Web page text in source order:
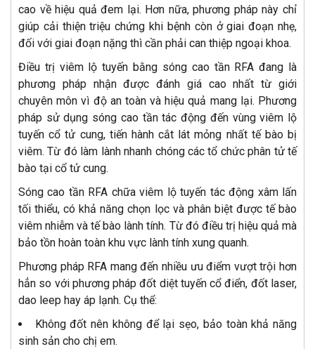
cao về hiệu quả đem lại. Hơn nữa, phương pháp này chỉ
giúp cải thiện triệu chứng khi bệnh còn ở giai đoạn nhẹ,
đối với giai đoạn nặng thì cần phải can thiệp ngoại khoa.
Điều trị viêm lộ tuyến bằng sóng cao tần RFA đang là
phương pháp nhận được đánh giá cao nhất từ giới
chuyên môn vì độ an toàn và hiệu quả mang lại. Phương
pháp sử dụng sóng cao tần tác động đến vùng viêm lộ
tuyến cổ tử cung, tiến hành cắt lát mỏng nhất tế bào bị
viêm. Từ đó làm lành nhanh chóng các tổ chức phân tử tế
bào tại cổ tử cung.
Sóng cao tần RFA chữa viêm lộ tuyến tác động xâm lấn
tối thiểu, có khả năng chọn lọc và phân biệt được tế bào
viêm nhiễm và tế bào lành tính. Từ đó điều trị hiệu quả mà
bảo tồn hoàn toàn khu vực lành tính xung quanh.
Phương pháp RFA mang đến nhiều ưu điểm vượt trội hơn
hẳn so với phương pháp đốt diệt tuyến cổ điển, đốt laser,
dao leep hay áp lạnh. Cụ thể:
Không đốt nên không để lại sẹo, bảo toàn khả năng
sinh sản cho chị em.